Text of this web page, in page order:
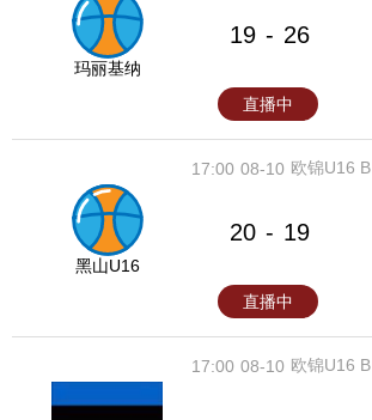
玛丽基纳
19 - 26
直播中
08-10
17:00 欧锦U16 B
黑山U16
20 - 19
直播中
08-10
17:00 欧锦U16 B